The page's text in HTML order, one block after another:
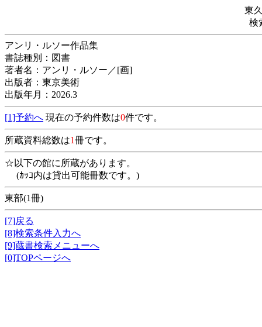
東
検
アンリ・ルソー作品集
書誌種別：図書
著者名：アンリ・ルソー／[画]
出版者：東京美術
出版年月：2026.3
[1]予約へ 現在の予約件数は0件です。
所蔵資料総数は1冊です。
☆以下の館に所蔵があります。
(ｶｯｺ内は貸出可能冊数です。)
東部(1冊)
[7]戻る
[8]検索条件入力へ
[9]蔵書検索メニューへ
[0]TOPページへ